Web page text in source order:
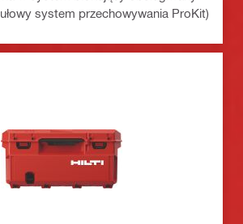
system przechowywania ProKit)